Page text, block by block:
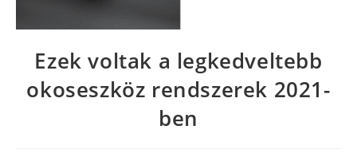
Ezek voltak a legkedveltebb
okoseszköz rendszerek 2021-
ben